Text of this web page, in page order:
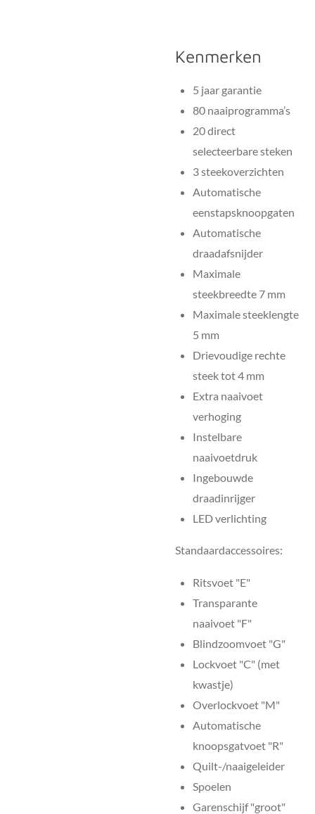
Kenmerken
5 jaar garantie
80 naaiprogramma’s
20 direct
selecteerbare steken
3 steekoverzichten
Automatische
eenstapsknoopgaten
Automatische
draadafsnijder
Maximale
steekbreedte 7 mm
Maximale steeklengte
5 mm
Drievoudige rechte
steek tot 4 mm
Extra naaivoet
verhoging
Instelbare
naaivoetdruk
Ingebouwde
draadinrijger
LED verlichting
Standaardaccessoires:
Ritsvoet "E"
Transparante
naaivoet "F"
Blindzoomvoet "G"
Lockvoet "C" (met
kwastje)
Overlockvoet "M"
Automatische
knoopsgatvoet "R"
Quilt-/naaigeleider
Spoelen
Garenschijf "groot"